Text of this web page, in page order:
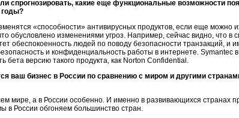
спрогнозировать, какие еще функциональные возможности
годы?
«способности» антивирусных продуктов, если еще можно
обусловлено изменениями угроз. Например, сейчас видно, что в
обеспокоенность людей по поводу безопасности транзакций, и
и конфиденциальность работы в интернете. Symantec
версию такого продукта, как Norton Confidential.
ваш бизнес в России по сравнению с миром и другими
мире, а в России особенно. И именно в развивающихся странах
в России обгоняем большинство стран.